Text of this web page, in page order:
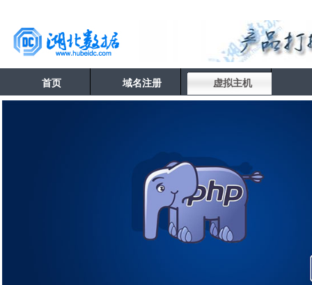
首页 域名注册 虚拟主机